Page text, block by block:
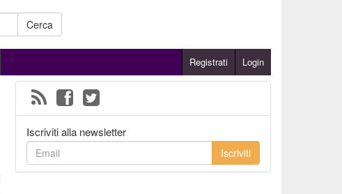
Cerca
Registrati Login
Iscriviti alla newsletter
Iscriviti